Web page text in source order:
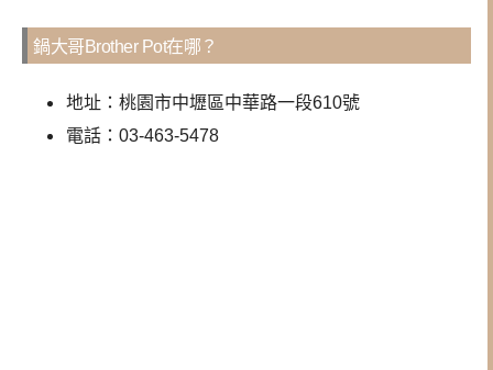
鍋大哥Brother Pot在哪？
地址：桃園市中壢區中華路一段610號
電話：03-463-5478